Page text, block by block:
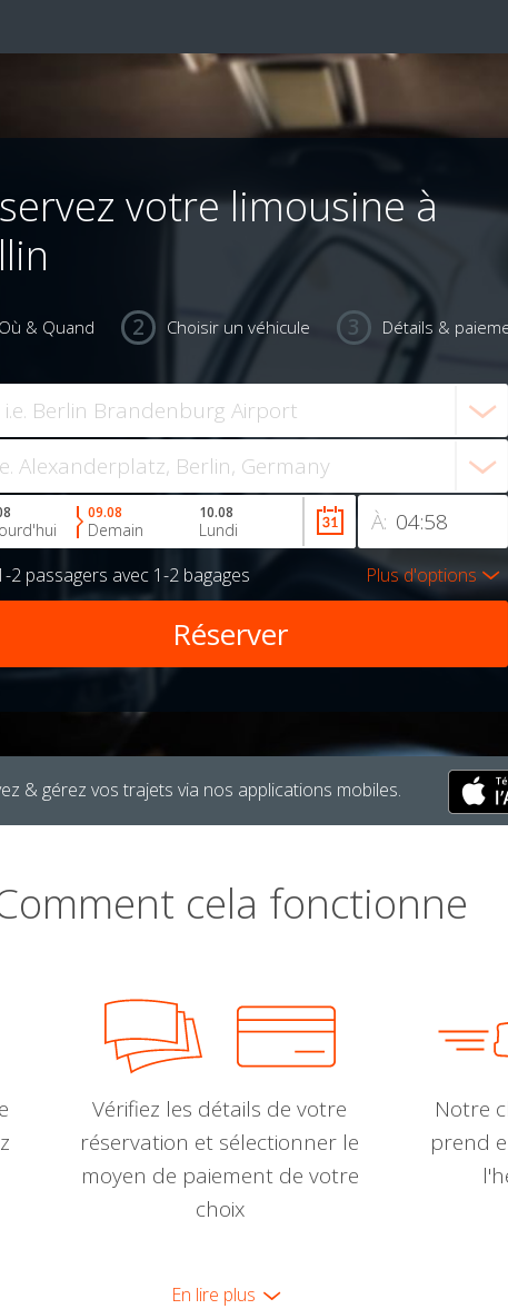
votre limousine à
Où & Quand Choisir un véhicule Détails &
À:
09.08
Demain
10.08
Lundi
2 passagers avec 1-2 bagages Plus d'options
& gérez vos trajets via nos applications mobiles.
cela fonctionne
Vérifiez les détails de votre
réservation et sélectionner le
moyen de paiement de votre
choix
Notre
prend
En lire plus